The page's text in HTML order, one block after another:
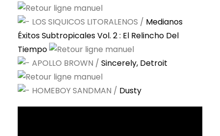
LOS SIQUICOS LITORALENOS / Medianos
Éxitos Subtropicales Vol. 2 : El Relincho Del
Tiempo
APOLLO BROWN / Sincerely, Detroit
HOMEBOY SANDMAN / Dusty